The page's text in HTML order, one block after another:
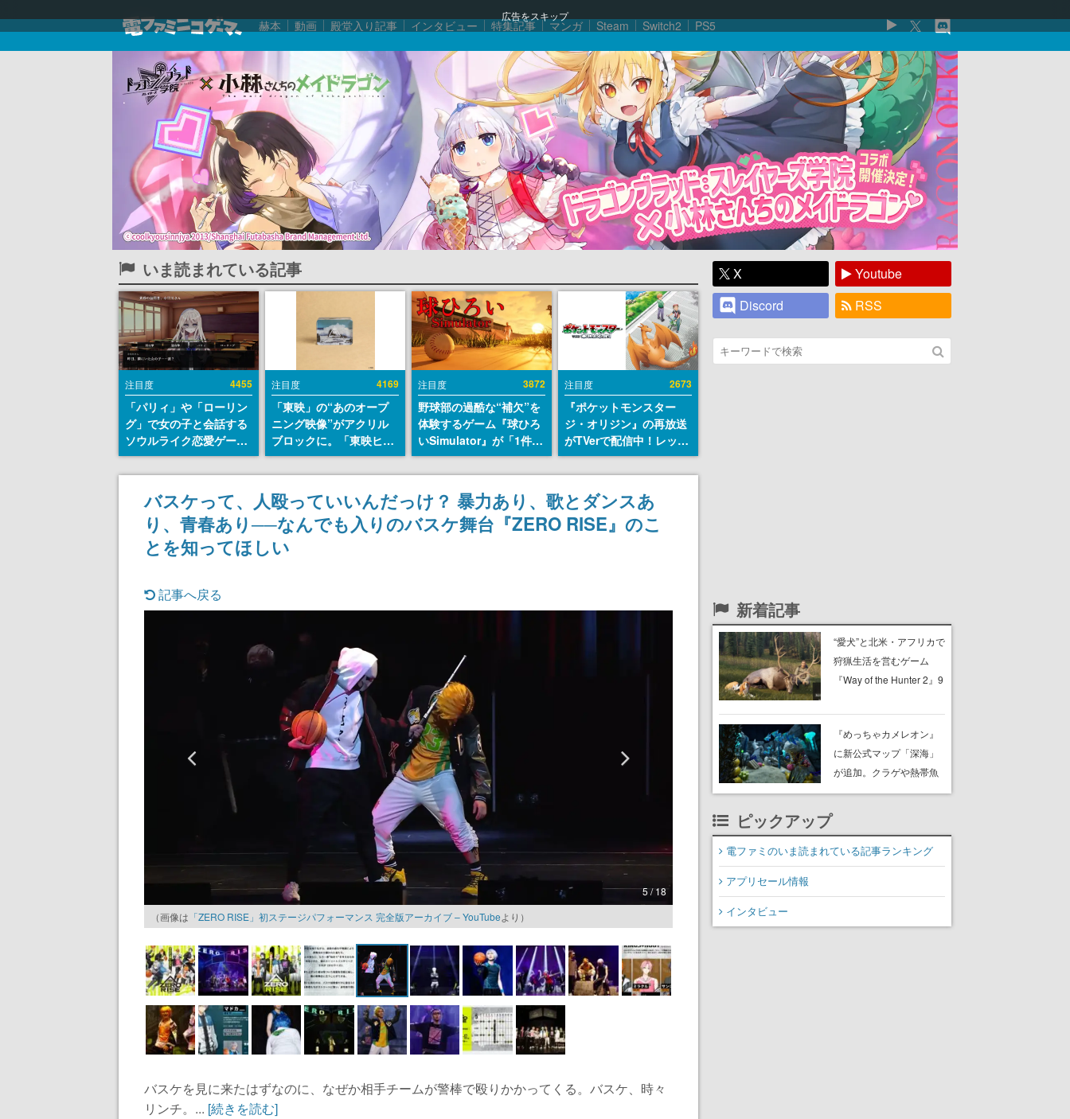
広告をスキップ
赫本 動画 殿堂入り記事 インタビュー 特集記事 マンガ Steam Switch2 PS5
いま読まれている記事
注目度 4455
「パリィ」や「ローリン
グ」で女の子と会話する
ソウルライク恋愛ゲーム
『小早川さんはソウルラ
イク』無料公開。返事に
失敗すると「YOU
DIED」
注目度 4169
「東映」の“あのオープ
ニング映像”がアクリル
ブロックに。「東映ヒス
トリカル グッズコレクシ
ョン」が8月下旬より発
売
注目度 3872
野球部の過酷な“補欠”を
体験するゲーム『球ひろ
いSimulator』が「1件」
のウィッシュリストをも
とにチェコ語に対応し
SNSで話題に。『キング
ダム・カム』開発元やチ
ェコのプロ野球選手から
注目度 2673
『ポケットモンスター
ジ・オリジン』の再放送
がTVerで配信中！レッド
（CV：竹内順子）が主人
公のオリジナルアニメ
バスケって、人殴っていいんだっけ？ 暴力あり、歌とダンスあ
り、青春あり──なんでも入りのバスケ舞台『ZERO RISE』のこ
とを知ってほしい
記事へ戻る
5 / 18
（画像は 「ZERO RISE」初ステージパフォーマンス 完全版アーカイブ – YouTubeより）
バスケを見に来たはずなのに、なぜか相手チームが警棒で殴りかかってくる。バスケ、時々
リンチ。... [続きを読む]
X
Youtube
Discord
RSS
新着記事
“愛犬”と北米・アフリカで
狩猟生活を営むゲーム
『Way of the Hunter 2』9
定。猟犬は動物を追跡し
てくれる忠実な相棒とし
て登場し、冒険を重ねる
と成長する。記念撮影も
可能
『めっちゃカメレオン』
に新公式マップ「深海」
が追加。クラゲや熱帯魚
が泳ぎ、海底にはサンゴ
ピックアップ
電ファミのいま読まれている記事ランキング
アプリセール情報
インタビュー